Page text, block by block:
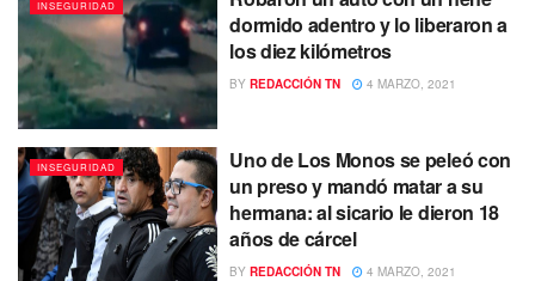
INSEGURIDAD
dormido adentro y lo liberaron a
los diez kilómetros
BY REDACCIÓN TN 4 MARZO, 2021
INSEGURIDAD
Uno de Los Monos se peleó con
un preso y mandó matar a su
hermana: al sicario le dieron 18
años de cárcel
BY REDACCIÓN TN 4 MARZO, 2021